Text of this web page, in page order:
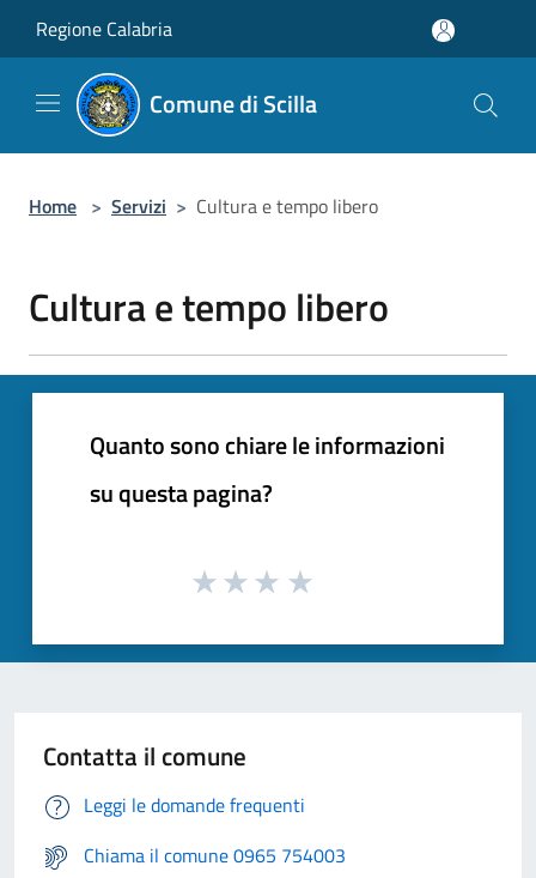
Regione Calabria
Comune di Scilla
Home > Servizi > Cultura e tempo libero
Cultura e tempo libero
Quanto sono chiare le informazioni
su questa pagina?
Contatta il comune
Leggi le domande frequenti
Chiama il comune 0965 754003